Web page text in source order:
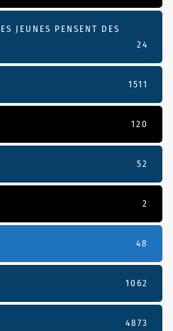
JEUNES PENSENT DES
24
1511
120
52
2
48
1062
4873